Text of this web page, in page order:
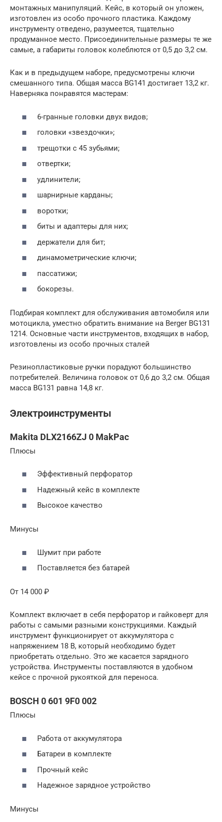
монтажных манипуляций. Кейс, в который он уложен,
изготовлен из особо прочного пластика. Каждому
инструменту отведено, разумеется, тщательно
продуманное место. Присоединительные размеры те же
самые, а габариты головок колеблются от 0,5 до 3,2 см.
Как и в предыдущем наборе, предусмотрены ключи
смешанного типа. Общая масса BG141 достигает 13,2 кг.
Наверняка понравятся мастерам:
6-гранные головки двух видов;
головки «звездочки»;
трещотки с 45 зубьями;
отвертки;
удлинители;
шарнирные карданы;
воротки;
биты и адаптеры для них;
держатели для бит;
динамометрические ключи;
пассатижи;
бокорезы.
Подбирая комплект для обслуживания автомобиля или
мотоцикла, уместно обратить внимание на Berger BG131
1214. Основные части инструментов, входящих в набор,
изготовлены из особо прочных сталей
Резинопластиковые ручки порадуют большинство
потребителей. Величина головок от 0,6 до 3,2 см. Общая
масса BG131 равна 14,8 кг.
Электроинструменты
Makita DLX2166ZJ 0 MakPac
Плюсы
Эффективный перфоратор
Надежный кейс в комплекте
Высокое качество
Минусы
Шумит при работе
Поставляется без батарей
От 14 000 ₽
Комплект включает в себя перфоратор и гайковерт для
работы с самыми разными конструкциями. Каждый
инструмент функционирует от аккумулятора с
напряжением 18 В, который необходимо будет
приобретать отдельно. Это же касается зарядного
устройства. Инструменты поставляются в удобном
кейсе с прочной рукояткой для переноса.
BOSCH 0 601 9F0 002
Плюсы
Работа от аккумулятора
Батареи в комплекте
Прочный кейс
Надежное зарядное устройство
Минусы